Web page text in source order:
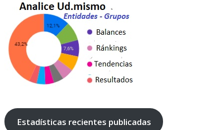
Estadísticas recientes publicadas